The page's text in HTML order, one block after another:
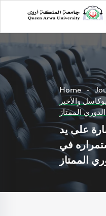
Home
والأخير
الممتاز
على يد
في
الممتاز